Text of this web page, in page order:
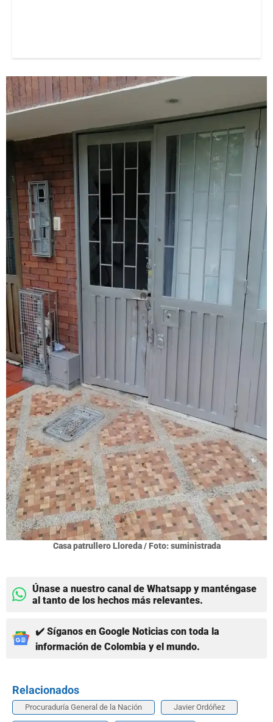
Casa patrullero Lloreda / Foto: suministrada
Únase a nuestro canal de Whatsapp y manténgase
al tanto de los hechos más relevantes.
✔️ Síganos en Google Noticias con toda la
información de Colombia y el mundo.
Relacionados
Procuraduría General de la Nación Javier Ordóñez